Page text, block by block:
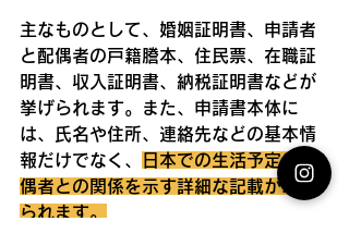
主なものとして、婚姻証明書、申請者
と配偶者の戸籍謄本、住民票、在職証
明書、収入証明書、納税証明書などが
挙げられます。また、申請書本体に
は、氏名や住所、連絡先などの基本情
報だけでなく、
日本での生活予定や配
偶者との関係を示す詳細な記載が求め
られます。